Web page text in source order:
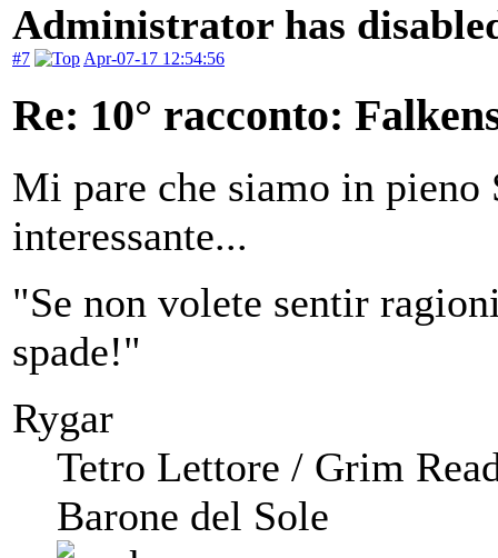
Administrator has
#7 Apr-07-17 12:54:56
Re: 10° racconto:
Mi pare che siamo in
interessante...
"Se non volete sentir
spade!"
Rygar
Tetro Lettore / Grim
Barone del Sole